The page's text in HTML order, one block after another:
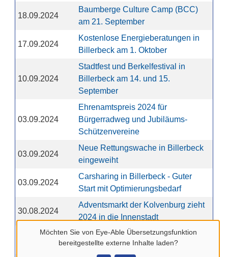
Möchten Sie von Eye-Able Übersetzungsfunktion
bereitgestellte externe Inhalte laden?
18.09.2024
Baumberge Culture Camp (BCC)
am 21. September
17.09.2024
Kostenlose Energieberatungen in
Billerbeck am 1. Oktober
10.09.2024
Stadtfest und Berkelfestival in
Billerbeck am 14. und 15.
September
03.09.2024
Ehrenamtspreis 2024 für
Bürgerradweg und Jubiläums-
Schützenvereine
03.09.2024
Neue Rettungswache in Billerbeck
eingeweiht
03.09.2024
Carsharing in Billerbeck - Guter
Start mit Optimierungsbedarf
30.08.2024
Adventsmarkt der Kolvenburg zieht
2024 in die Innenstadt
Planung von Windkraft in Billerbeck
- Fotovisualisierungen liegen vor